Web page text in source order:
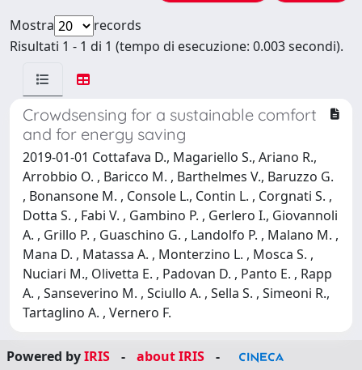
Mostra
records
Risultati 1 - 1 di 1 (tempo di esecuzione: 0.003 secondi).
Crowdsensing for a sustainable comfort
and for energy saving
2019-01-01 Cottafava D., Magariello S., Ariano R.,
Arrobbio O. , Baricco M. , Barthelmes V., Baruzzo G.
, Bonansone M. , Console L., Contin L. , Corgnati S. ,
Dotta S. , Fabi V. , Gambino P. , Gerlero I., Giovannoli
A. , Grillo P. , Guaschino G. , Landolfo P. , Malano M. ,
Mana D. , Matassa A. , Monterzino L. , Mosca S. ,
Nuciari M., Olivetta E. , Padovan D. , Panto E. , Rapp
A. , Sanseverino M. , Sciullo A. , Sella S. , Simeoni R.,
Tartaglino A. , Vernero F.
Powered byIRIS - about IRIS
-